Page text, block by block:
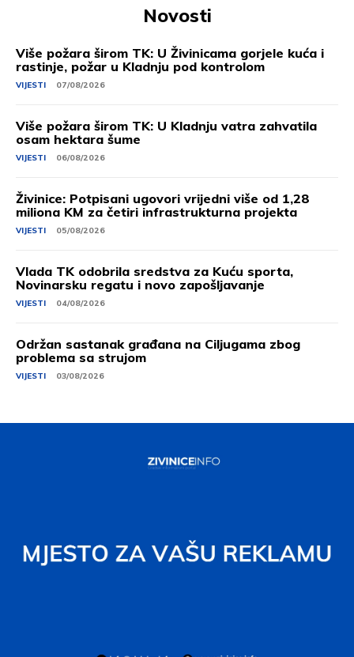
Novosti
Više požara širom TK: U Živinicama gorjele kuća i
rastinje, požar u Kladnju pod kontrolom
VIJESTI 07/08/2026
Više požara širom TK: U Kladnju vatra zahvatila
osam hektara šume
VIJESTI 06/08/2026
Živinice: Potpisani ugovori vrijedni više od 1,28
miliona KM za četiri infrastrukturna projekta
VIJESTI 05/08/2026
Vlada TK odobrila sredstva za Kuću sporta,
Novinarsku regatu i novo zapošljavanje
VIJESTI 04/08/2026
Održan sastanak građana na Ciljugama zbog
problema sa strujom
VIJESTI 03/08/2026